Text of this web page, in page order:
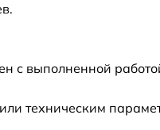
с выполненной
техническим